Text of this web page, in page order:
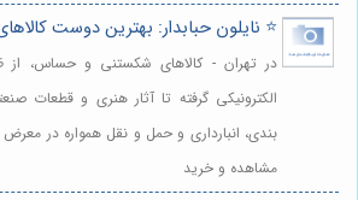
⭐️ نایلون حبابدار: بهترین دوست
در تهران - کالاهای شکستنی و حساس،
الکترونیکی گرفته تا آثار هنری و قطعات
بندی، انبارداری و حمل و نقل همواره در
مشاهده و خرید